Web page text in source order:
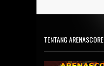
TENTANG ARENASCORE